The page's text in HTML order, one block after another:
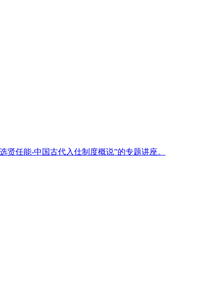
贤任能-中国古代入仕制度概说”的专题讲座。